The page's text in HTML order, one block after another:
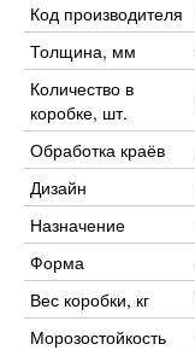
Код производителя
Толщина, мм
Количество в
коробке, шт.
Обработка краёв
Дизайн
Назначение
Форма
Вес коробки, кг
Морозостойкость